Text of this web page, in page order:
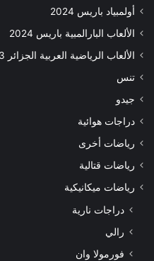
أولمبياد باريس 2024
الألعاب البارالمبية باريس 2024
الألعاب الرياضية العربية الجزائر 2023
تنس
جيدو
دراجات هوائية
رياضات أخرى
رياضات قتالية
رياضات ميكانيكية
دراجات نارية
رالي
فورمولا وان